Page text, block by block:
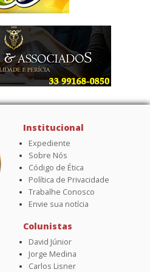
Institucional
Expediente
Sobre Nós
Código de Ética
Política de Privacidade
Trabalhe Conosco
Envie sua notícia
Colunistas
David Júnior
Jorge Medina
Carlos Lisner